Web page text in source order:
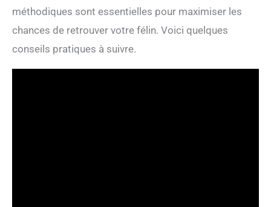
méthodiques sont essentielles pour maximiser les
chances de retrouver votre félin. Voici quelques
conseils pratiques à suivre.